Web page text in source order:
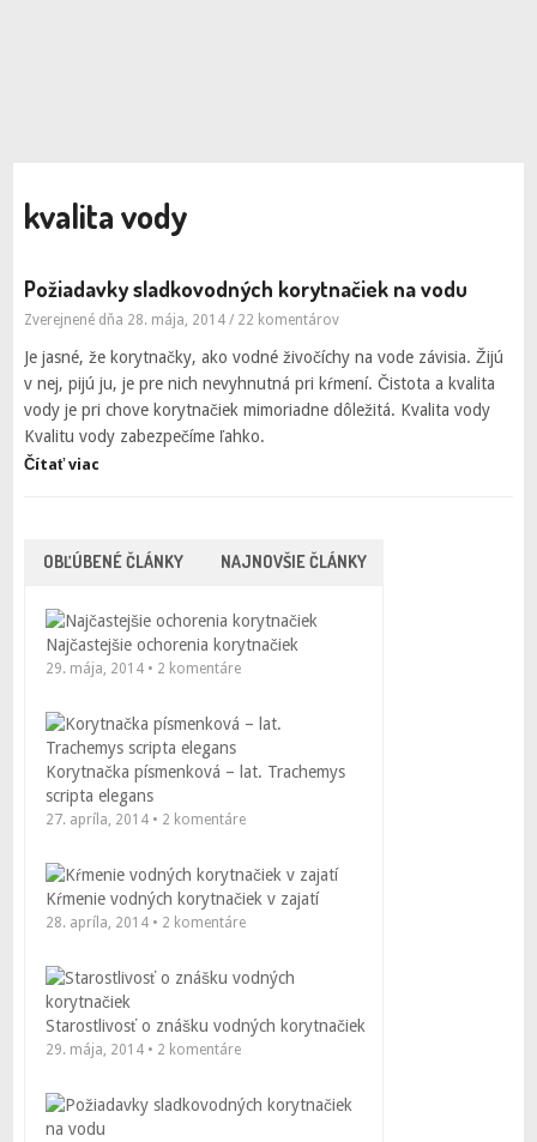
kvalita vody
Požiadavky sladkovodných korytnačiek na vodu
Zverejnené dňa 28. mája, 2014/ 22 komentárov
Je jasné, že korytnačky, ako vodné živočíchy na vode závisia. Žijú
v nej, pijú ju, je pre nich nevyhnutná pri kŕmení. Čistota a kvalita
vody je pri chove korytnačiek mimoriadne dôležitá. Kvalita vody
Kvalitu vody zabezpečíme ľahko.
Čítať viac
OBĽÚBENÉ ČLÁNKY NAJNOVŠIE ČLÁNKY
Najčastejšie ochorenia korytnačiek
29. mája, 2014 • 2 komentáre
Korytnačka písmenková – lat. Trachemys
scripta elegans
27. apríla, 2014 • 2 komentáre
Kŕmenie vodných korytnačiek v zajatí
28. apríla, 2014 • 2 komentáre
Starostlivosť o znášku vodných korytnačiek
29. mája, 2014 • 2 komentáre